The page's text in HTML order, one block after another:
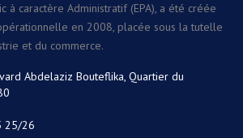
à caractère Administratif (EPA), a été créée
en 2008, placée sous la tutelle
et du commerce.
Abdelaziz Bouteflika, Quartier du
25/26